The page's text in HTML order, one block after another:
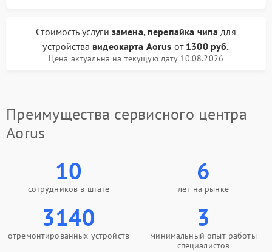
Стоимость услуги замена, перепайка чипа для
устройства видеокарта Aorus от 1300 руб.
Цена актуальна на текущую дату 10.08.2026
Преимущества сервисного центра
Aorus
10
сотрудников в штате
6
лет на рынке
3140
отремонтированных устройств
3
минимальный опыт работы
специалистов